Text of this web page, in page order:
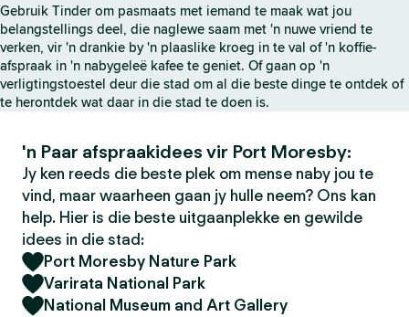
d
Gebruik Tinder om pasmaats met iemand te maak wat jou
belangstellings deel, die naglewe saam met 'n nuwe vriend te
verken, vir 'n drankie by 'n plaaslike kroeg in te val of 'n koffie-
afspraak in 'n nabygeleë kafee te geniet. Of gaan op 'n
verligtingstoestel deur die stad om al die beste dinge te ontdek of
te herontdek wat daar in die stad te doen is.
'n Paar afspraakidees vir Port Moresby:
Jy ken reeds die beste plek om mense naby jou te
vind, maar waarheen gaan jy hulle neem? Ons kan
help. Hier is die beste uitgaanplekke en gewilde
idees in die stad:
Port Moresby Nature Park
Varirata National Park
National Museum and Art Gallery